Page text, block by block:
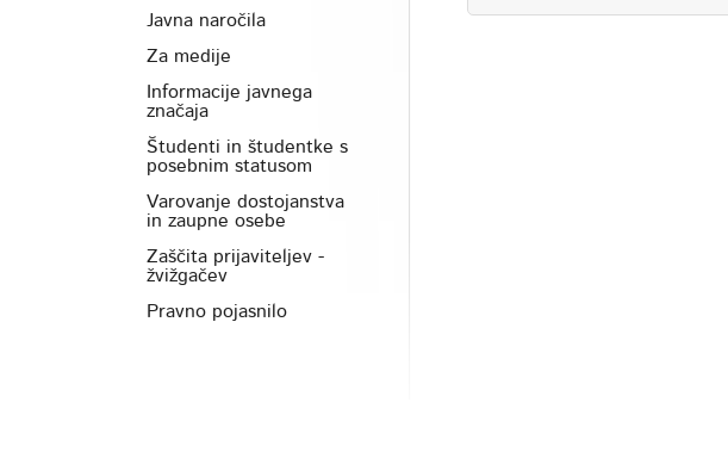
Javna naročila
Za medije
Informacije javnega
značaja
Študenti in študentke s
posebnim statusom
Varovanje dostojanstva
in zaupne osebe
Zaščita prijaviteljev -
žvižgačev
Pravno pojasnilo